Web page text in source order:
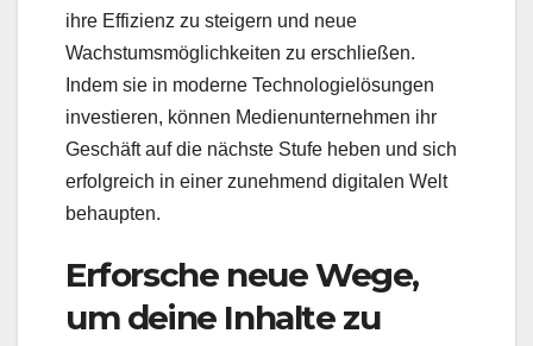
ihre Effizienz zu steigern und neue
Wachstumsmöglichkeiten zu erschließen.
Indem sie in moderne Technologielösungen
investieren, können Medienunternehmen ihr
Geschäft auf die nächste Stufe heben und sich
erfolgreich in einer zunehmend digitalen Welt
behaupten.
Erforsche neue Wege,
um deine Inhalte zu